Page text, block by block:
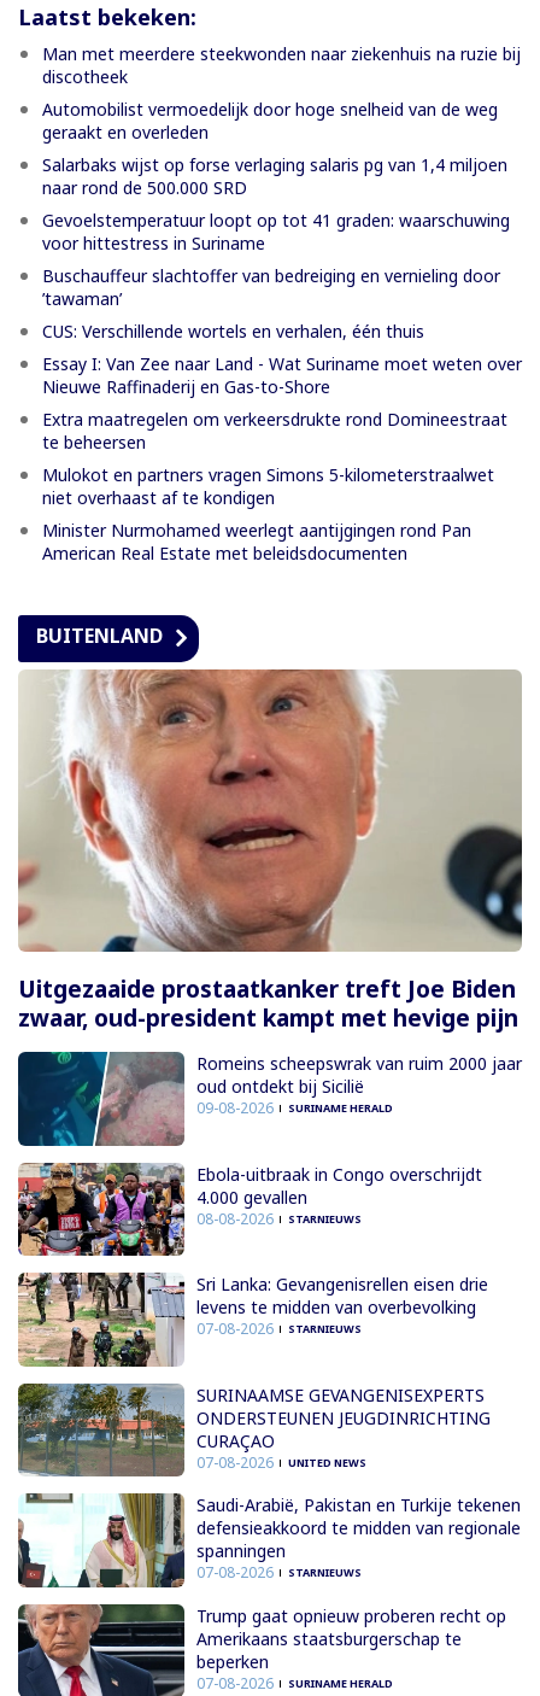
Laatst bekeken:
Man met meerdere steekwonden naar ziekenhuis na ruzie bij
discotheek
Automobilist vermoedelijk door hoge snelheid van de weg
geraakt en overleden
Salarbaks wijst op forse verlaging salaris pg van 1,4 miljoen
naar rond de 500.000 SRD
Gevoelstemperatuur loopt op tot 41 graden: waarschuwing
voor hittestress in Suriname
Buschauffeur slachtoffer van bedreiging en vernieling door
’tawaman’
CUS: Verschillende wortels en verhalen, één thuis
Essay I: Van Zee naar Land - Wat Suriname moet weten over
Nieuwe Raffinaderij en Gas-to-Shore
Extra maatregelen om verkeersdrukte rond Domineestraat
te beheersen
Mulokot en partners vragen Simons 5-kilometerstraalwet
niet overhaast af te kondigen
Minister Nurmohamed weerlegt aantijgingen rond Pan
American Real Estate met beleidsdocumenten
BUITENLAND
Uitgezaaide prostaatkanker treft Joe Biden
zwaar, oud-president kampt met hevige pijn
Romeins scheepswrak van ruim 2000 jaar
oud ontdekt bij Sicilië
09-08-2026 SURINAME HERALD
Ebola-uitbraak in Congo overschrijdt
4.000 gevallen
08-08-2026 STARNIEUWS
Sri Lanka: Gevangenisrellen eisen drie
levens te midden van overbevolking
07-08-2026 STARNIEUWS
SURINAAMSE GEVANGENISEXPERTS
ONDERSTEUNEN JEUGDINRICHTING
CURAÇAO
07-08-2026 UNITED NEWS
Saudi-Arabië, Pakistan en Turkije tekenen
defensieakkoord te midden van regionale
spanningen
07-08-2026 STARNIEUWS
Trump gaat opnieuw proberen recht op
Amerikaans staatsburgerschap te
beperken
07-08-2026 SURINAME HERALD